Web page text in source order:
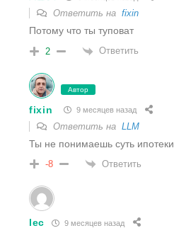
Ответить на fixin
Потому что ты туповат
2 Ответить
Автор
fixin 9 месяцев назад
Ответить на LLM
Ты не понимаешь суть ипотеки
-8 Ответить
lec 9 месяцев назад